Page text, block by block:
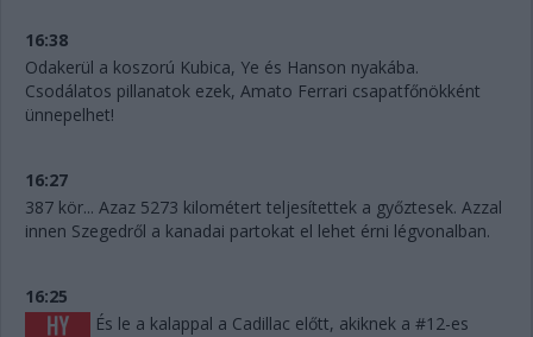
16:38
Odakerül a koszorú Kubica, Ye és Hanson nyakába.
Csodálatos pillanatok ezek, Amato Ferrari csapatfőnökként
ünnepelhet!
16:27
387 kör... Azaz 5273 kilométert teljesítettek a győztesek. Azzal
innen Szegedről a kanadai partokat el lehet érni légvonalban.
16:25
És le a kalappal a Cadillac előtt, akiknek a #12-es